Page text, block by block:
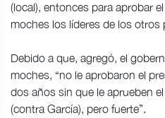
(local), entonces para aprobar
moches los líderes de los otros
Debido a que, agregó, el
moches, “no le aprobaron el
dos años sin que le aprueben
(contra García), pero fuerte”.